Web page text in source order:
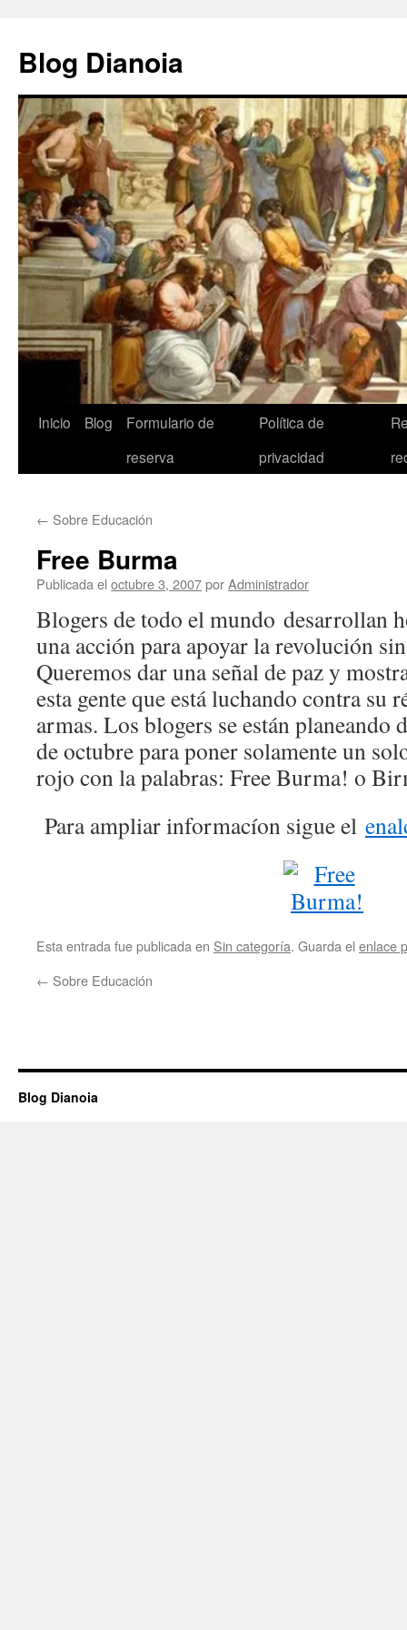
contenido
Blog Dianoia
Inicio Blog
Formulario de
reserva
Política de
privacidad
← Sobre Educación
Free Burma
Publicada el octubre 3, 2007porAdministrador
Blogers de todo el mundo desarrollan
una acción para apoyar la revolución
Queremos dar una señal de paz y
esta gente que está luchando contra su
armas. Los blogers se están planeando
de octubre para poner solamente un
rojo con la palabras: Free Burma! o
Para ampliar informacíon sigue el
Esta entrada fue publicada en Sin categoría. Guarda el enlace
← Sobre Educación
Blog Dianoia